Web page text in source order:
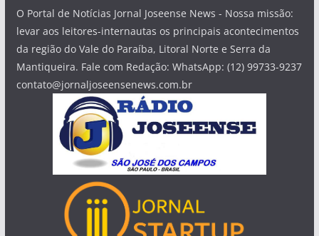
O Portal de Notícias Jornal Joseense News - Nossa missão:
levar aos leitores-internautas os principais acontecimentos
da região do Vale do Paraíba, Litoral Norte e Serra da
Mantiqueira. Fale com Redação: WhatsApp: (12) 99733-9237
contato@jornaljoseensenews.com.br